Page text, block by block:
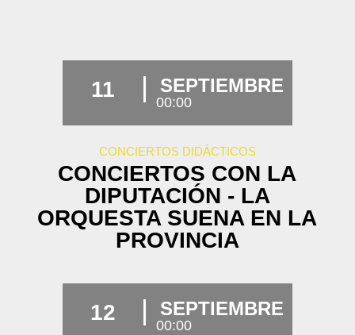
11 SEPTIEMBRE
00:00
CONCIERTOS DIDÁCTICOS
CONCIERTOS CON LA
DIPUTACIÓN - LA
ORQUESTA SUENA EN LA
PROVINCIA
12 SEPTIEMBRE
00:00